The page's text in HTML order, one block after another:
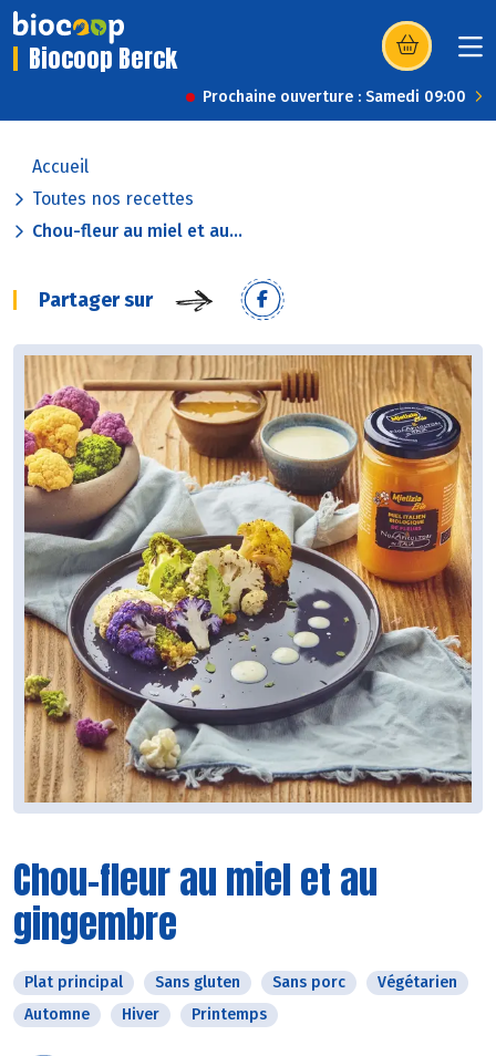
Biocoop Berck (s’ouvre dans
Prochaine ouverture : Samedi 09:00
Accueil
Toutes nos recettes
Chou-fleur au miel et au...
Partager sur
Chou-fleur au miel et au
gingembre
Plat principal Sans gluten Sans porc
Végétarien
Automne
Hiver Printemps